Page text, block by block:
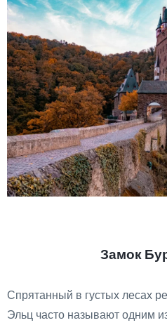
Замок
Спрятанный в густых лесах
Эльц часто называют одним